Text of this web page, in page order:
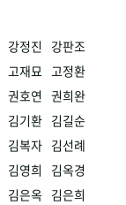
강정진
강판조
고재묘 고정환
권호연 권희완
김기환 김길순
김복자 김선례
김영희
김옥경
김은옥 김은희